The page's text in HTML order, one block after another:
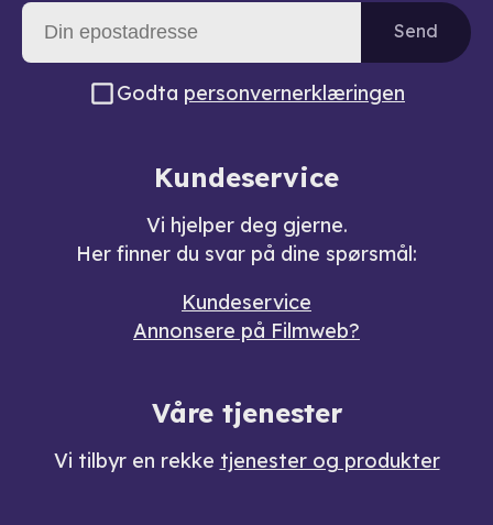
Send
Godta personvernerklæringen
Kundeservice
Vi hjelper deg gjerne.
Her finner du svar på dine spørsmål:
Kundeservice
Annonsere på Filmweb?
Våre tjenester
Vi tilbyr en rekke tjenester og produkter